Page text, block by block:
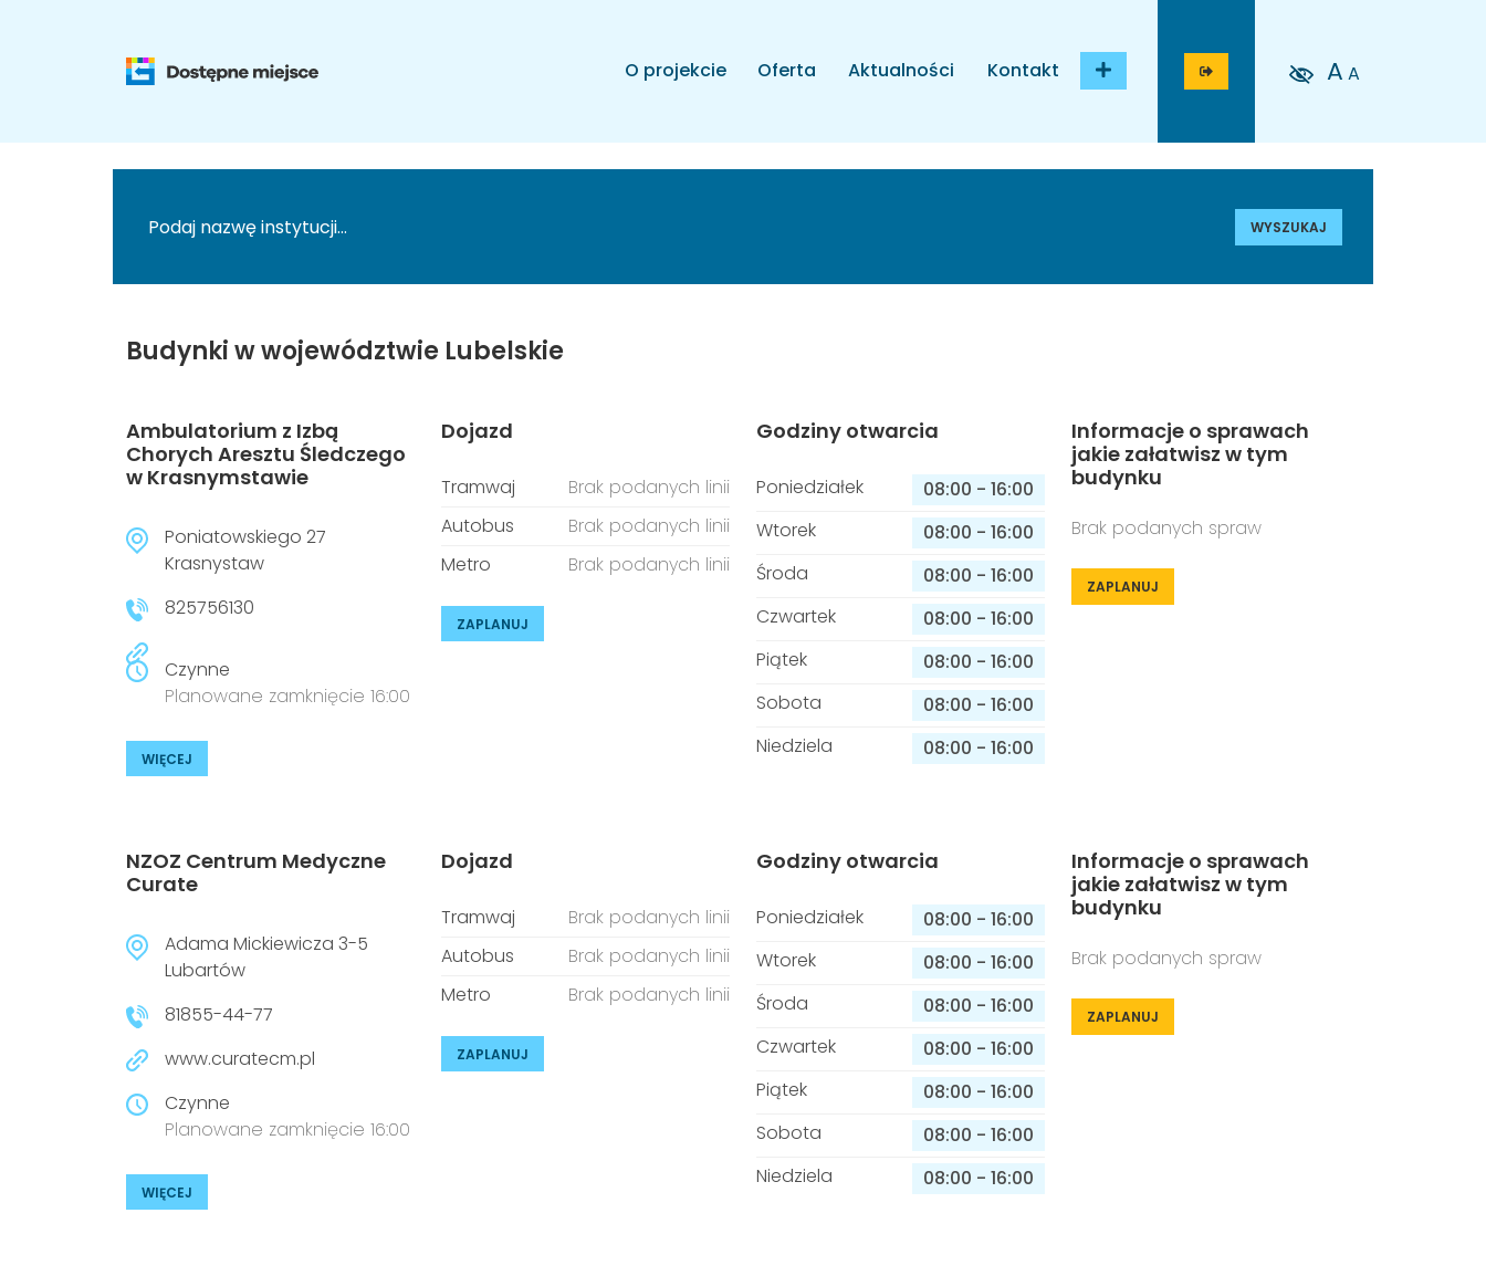
O projekcie Oferta Aktualności Kontakt A A
WYSZUKAJ
Budynki w województwie Lubelskie
Ambulatorium z Izbą
Chorych Aresztu Śledczego
w Krasnymstawie
Poniatowskiego 27
Krasnystaw
825756130
Czynne
Planowane zamknięcie 16:00
WIĘCEJ
Dojazd
Tramwaj
Brak podanych linii
Autobus
Brak podanych linii
Metro
Brak podanych linii
ZAPLANUJ
Godziny otwarcia
Poniedziałek 08:00 - 16:00
Wtorek
08:00 - 16:00
Środa
08:00 - 16:00
Czwartek
08:00 - 16:00
Piątek
08:00 - 16:00
Sobota
08:00 - 16:00
Niedziela
08:00 - 16:00
Informacje o sprawach
jakie załatwisz w tym
budynku
Brak podanych spraw
ZAPLANUJ
NZOZ Centrum Medyczne
Curate
Adama Mickiewicza 3-5
Lubartów
81855-44-77
www.curatecm.pl
Czynne
Planowane zamknięcie 16:00
WIĘCEJ
Dojazd
Tramwaj
Brak podanych linii
Autobus
Brak podanych linii
Metro
Brak podanych linii
ZAPLANUJ
Godziny otwarcia
Poniedziałek 08:00 - 16:00
Wtorek
08:00 - 16:00
Środa
08:00 - 16:00
Czwartek
08:00 - 16:00
Piątek
08:00 - 16:00
Sobota
08:00 - 16:00
Niedziela
08:00 - 16:00
Informacje o sprawach
jakie załatwisz w tym
budynku
Brak podanych spraw
ZAPLANUJ